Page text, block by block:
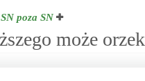
poza SN
może